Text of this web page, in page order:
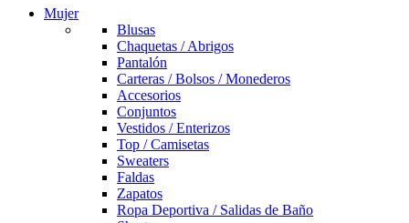
Mujer
Blusas
Chaquetas / Abrigos
Pantalón
Carteras / Bolsos / Monederos
Accesorios
Conjuntos
Vestidos / Enterizos
Top / Camisetas
Sweaters
Faldas
Zapatos
Ropa Deportiva / Salidas de Baño